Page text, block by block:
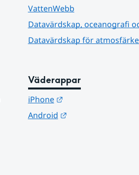
VattenWebb
Datavärdskap, oceanografi
Datavärdskap för
Väderappar
iPhone
Länk till annan
Android
Länk till annan